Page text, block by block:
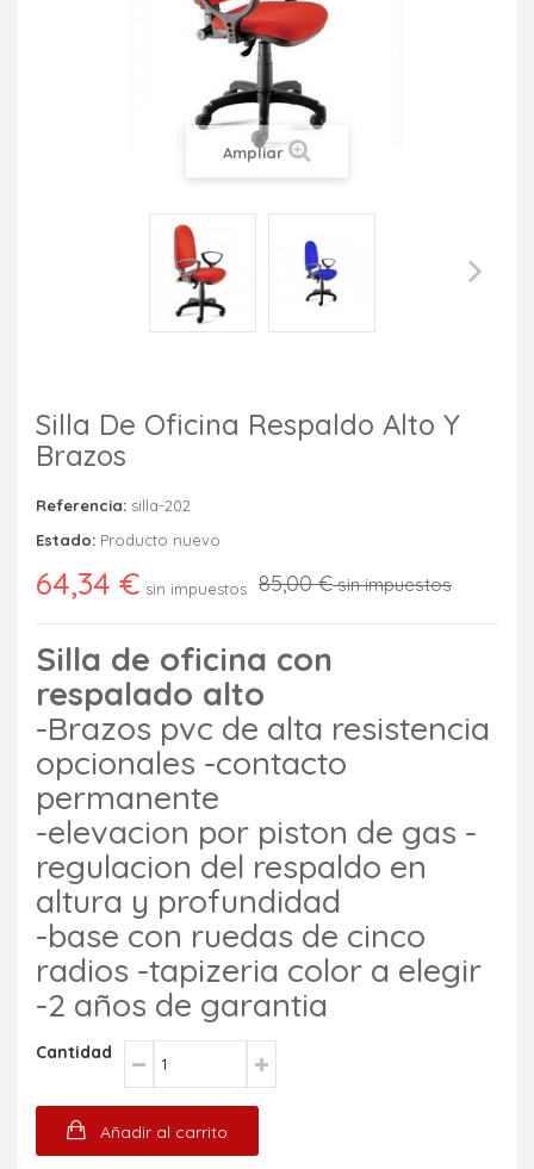
Ampliar
Silla De Oficina Respaldo Alto Y
Brazos
Referencia: silla-202
Estado: Producto nuevo
64,34 € sin impuestos 85,00 €sin impuestos
Silla de oficina con
respalado alto
-Brazos pvc de alta resistencia
opcionales -contacto
permanente
-elevacion por piston de gas -
regulacion del respaldo en
altura y profundidad
-base con ruedas de cinco
radios -tapizeria color a elegir
-2 años de garantia
Cantidad
Añadir al carrito